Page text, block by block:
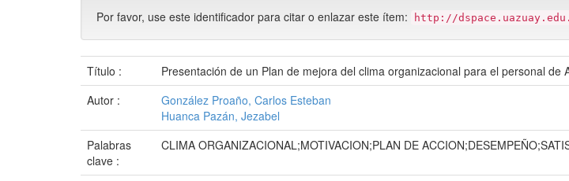
Por favor, use este identificador para citar o enlazar este ítem: http://
Título :
Presentación de un Plan de mejora del clima organizacional para el personal
Autor :
González Proaño, Carlos Esteban
Huanca Pazán, Jezabel
Palabras
clave :
CLIMA ORGANIZACIONAL;MOTIVACION;PLAN DE